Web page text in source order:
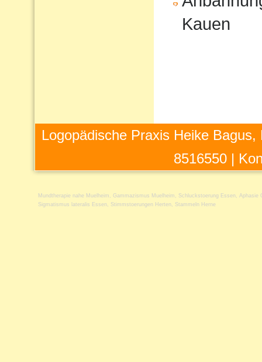
Kauen
Logopädische Praxis Heike
8516550 |
Mundtherapie nahe Muelheim Gammazismus Muelheim Schluckstoerung Essen
Aphasie
Sigmatismus lateralis Essen
Stimmstoerungen Herten Stammeln Herne